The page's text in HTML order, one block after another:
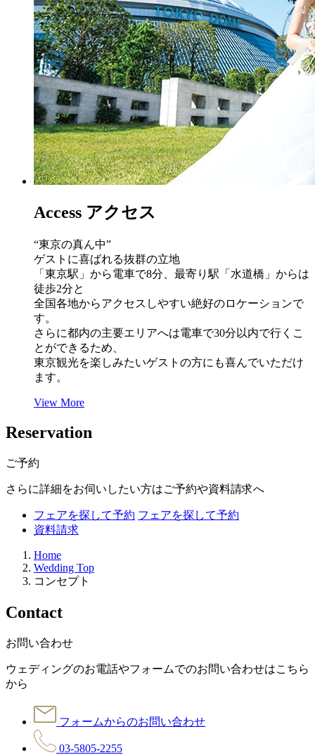
Access アクセス
“東京の真ん中”
ゲストに喜ばれる抜群の立地
「東京駅」から電車で8分、最寄り駅「水道橋」からは
徒歩2分と
全国各地からアクセスしやすい絶好のロケーションで
す。
さらに都内の主要エリアへは電車で30分以内で行くこ
とができるため、
東京観光を楽しみたいゲストの方にも喜んでいただけ
ます。
View More
Reservation
ご予約
さらに詳細をお伺いしたい方はご予約や資料請求へ
フェアを探して予約 フェアを探して予約
資料請求
Home
Wedding Top
コンセプト
Contact
お問い合わせ
ウェディングのお電話やフォームでのお問い合わせはこちら
から
フォームからのお問い合わせ
03-5805-2255